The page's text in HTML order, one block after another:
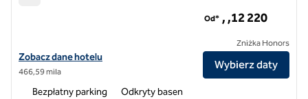
Zobacz szczegóły hotelu Conrad Pune
Zobacz dane hotelu
466,59 mila
Od* , ,12 220
Zniżka Honors
Wybierz daty
Bezpłatny parking Odkryty basen